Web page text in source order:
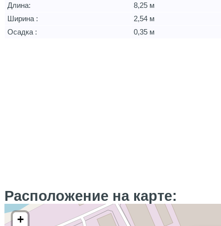
Длина:
8,25 м
Ширина :
2,54 м
Осадка :
0,35 м
Расположение на карте:
+